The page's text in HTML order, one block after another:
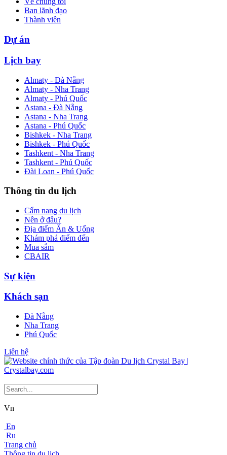
Ban lãnh đạo
Thành viên
Dự án
Lịch bay
Almaty - Đà Nẵng
Almaty - Nha Trang
Almaty - Phú Quốc
Astana - Đà Nẵng
Astana - Nha Trang
Astana - Phú Quốc
Bishkek - Nha Trang
Bishkek - Phú Quốc
Tashkent - Nha Trang
Tashkent - Phú Quốc
Đài Loan - Phú Quốc
Thông tin du lịch
Cẩm nang du lịch
Nên ở đâu?
Địa điểm Ăn & Uống
Khám phá điểm đến
Mua sắm
CBAIR
Sự kiện
Khách sạn
Đà Nẵng
Nha Trang
Phú Quốc
Liên hệ
Vn
En
Ru
Trang chủ